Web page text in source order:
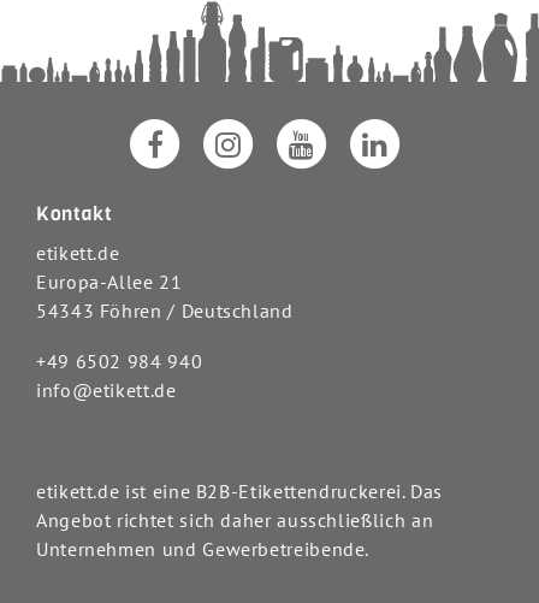
Kontakt
etikett.de
Europa-Allee 21
54343 Föhren / Deutschland
+49 6502 984 940
info@etikett.de
etikett.de ist eine B2B-Etikettendruckerei. Das
Angebot richtet sich daher ausschließlich an
Unternehmen und Gewerbetreibende.